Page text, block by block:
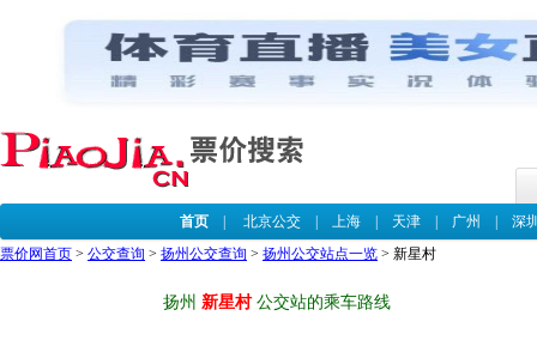
首页| 北京公交| 上海| 天津| 广州
深
票价网首页 > 公交查询 > 扬州公交查询 > 扬州公交站点一览 > 新星村
扬州 新星村公交站的乘车路线